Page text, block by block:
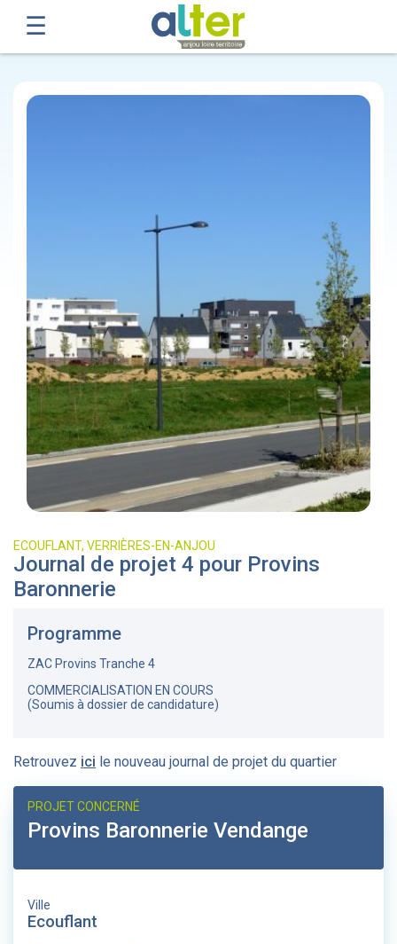
ECOUFLANT, VERRIÈRES-EN-ANJOU
Journal de projet 4 pour Provins
Baronnerie
Programme
ZAC Provins Tranche 4
COMMERCIALISATION EN COURS
(Soumis à dossier de candidature)
Retrouvez ici le nouveau journal de projet du quartier
PROJET CONCERNÉ
Provins Baronnerie Vendange
Ville
Ecouflant